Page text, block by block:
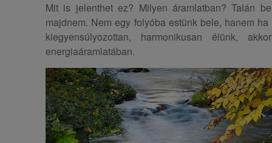
Mit is jelenthet ez? Milyen áramlatban? Talán
majdnem. Nem egy folyóba estünk bele, hanem
kiegyensúlyozottan, harmonikusan élünk,
energiaáramlatában.